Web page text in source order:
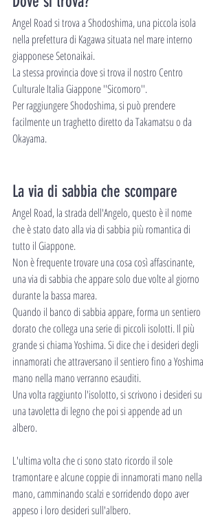
Angel Road si trova a Shodoshima, una piccola isola
nella prefettura di Kagawa situata nel mare interno
giapponese Setonaikai.
La stessa provincia dove si trova il nostro Centro
Culturale Italia Giappone ''Sicomoro''.
Per raggiungere Shodoshima, si può prendere
facilmente un traghetto diretto da Takamatsu o da
Okayama.
La via di sabbia che scompare
Angel Road, la strada dell'Angelo, questo è il nome
che è stato dato alla via di sabbia più romantica di
tutto il Giappone.
Non è frequente trovare una cosa così affascinante,
una via di sabbia che appare solo due volte al giorno
durante la bassa marea.
Quando il banco di sabbia appare, forma un sentiero
dorato che collega una serie di piccoli isolotti. Il più
grande si chiama Yoshima. Si dice che i desideri degli
innamorati che attraversano il sentiero fino a Yoshima
mano nella mano verranno esauditi.
Una volta raggiunto l'isolotto, si scrivono i desideri su
una tavoletta di legno che poi si appende ad un
albero.
L'ultima volta che ci sono stato ricordo il sole
tramontare e alcune coppie di innamorati mano nella
mano, camminando scalzi e sorridendo dopo aver
appeso i loro desideri sull'albero.